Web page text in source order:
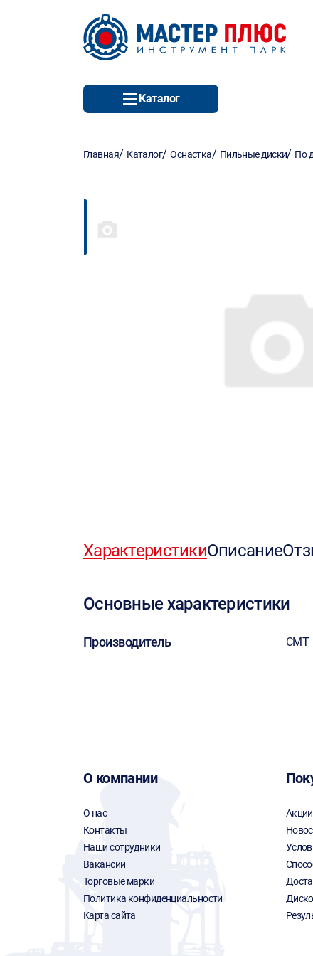
Каталог
Главная/ Каталог/Оснастка/ Пильные диски/ По
ХарактеристикиОписание
Основные характеристики
Производитель CMT
О компании
О нас
Контакты
Наши сотрудники
Вакансии
Торговые марки
Политика конфиденциальности
Карта сайта
Акции